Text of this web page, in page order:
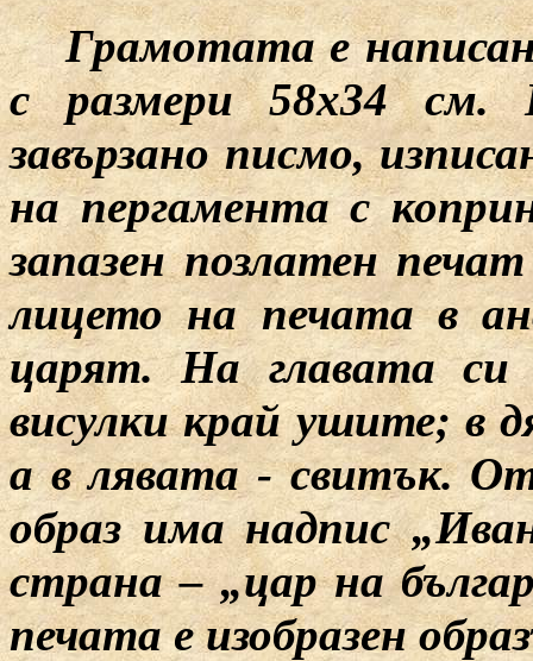
Грамотата е
с размери 58x34 см.
завързано писмо,
на пергамента с
запазен позлатен
лицето на печата в
царят. На главата си
висулки край ушите; в
а в лявата - свитък.
образ има надпис
страна – „цар на
печата е изобразен